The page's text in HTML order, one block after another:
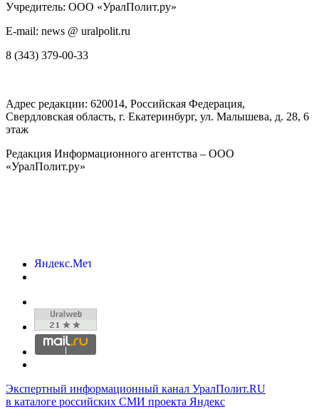
Учредитель: ООО «УралПолит.ру»
E-mail: news @ uralpolit.ru
8 (343) 379-00-33
Адрес редакции: 620014, Российская Федерация,
Свердловская область, г. Екатеринбург, ул. Малышева, д. 28, 6
этаж
Редакция Информационного агентства – ООО
«УралПолит.ру»
Экспертный информационный канал УралПолит.RU
в каталоге российских СМИ проекта Яндекс